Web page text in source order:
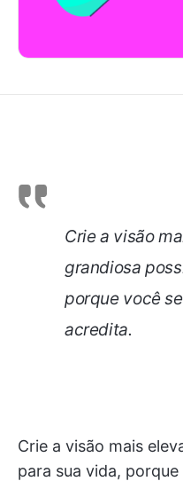
Crie a visão
grandiosa
porque você
acredita.
Crie a visão mais
para sua vida,